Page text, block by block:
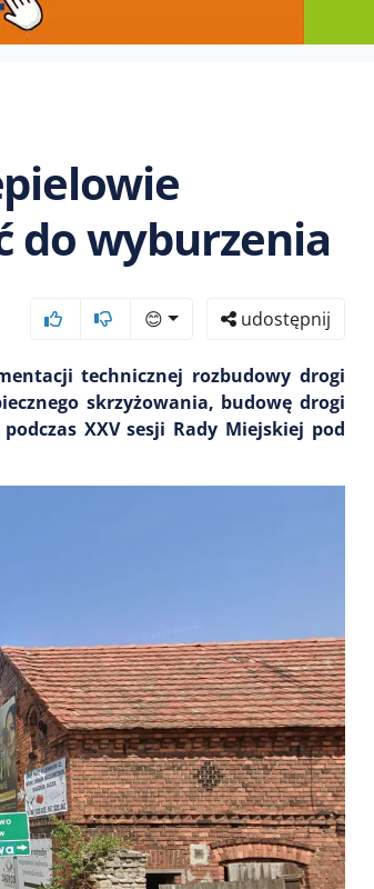
do wyburzenia
😊 udostępnij
technicznej rozbudowy drogi
skrzyżowania, budowę drogi
XXV sesji Rady Miejskiej pod